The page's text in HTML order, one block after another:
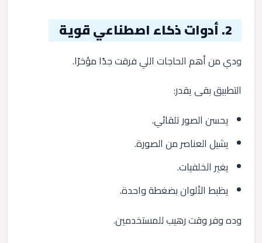
2. أدوات ذكاء اصطناعي قوية
ودي من أهم الحاجات اللي فرقت جدًا مؤخرًا.
التطبيق بقى يقدر:
يحسن الصور تلقائي.
يشيل العناصر من الصورة.
يغير الخلفيات.
يظبط الألوان بضغطة واحدة.
وده وفر وقت رهيب للمستخدمين.